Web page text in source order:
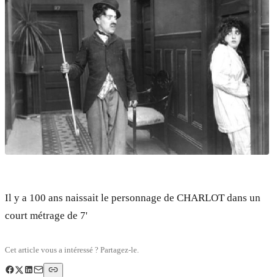
Il y a 100 ans naissait le personnage de CHARLOT dans un
court métrage de 7'
Cet article vous a intéressé ? Partagez-le.